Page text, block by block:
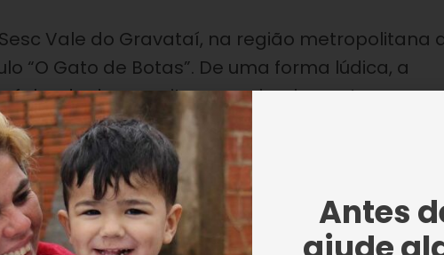
Vale do Gravataí, na região metropolitana
“O Gato de Botas”. De uma forma lúdica, a
falando do respeito aos animais e outros seres
vencer todos os desafios da vida.
valores para as crianças e os adolescentes.
Antes